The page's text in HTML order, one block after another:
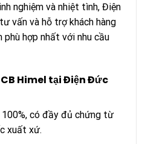
nghiệm và nhiệt tình, Điện
vấn và hỗ trợ khách hàng
phù hợp nhất với nhu cầu
Himel tại Điện Đức
100%, có đầy đủ chứng từ
xuất xứ.